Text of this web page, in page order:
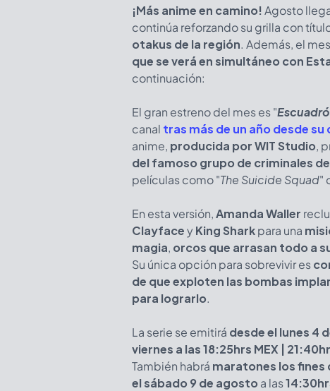
¡Más anime en camino!Agosto
continúa reforzando su grilla con
otakus de la región. Además, el
que se verá en simultáneo con
continuación:
El gran estreno del mes es "
canal tras más de un año desde su
anime, producida por WIT Studio,
del famoso grupo de criminales
películas como "The Suicide Squad"
En esta versión,Amanda Waller
ClayfaceyKing Sharkpara una
magia, orcos que arrasan todo a
Su única opción para sobrevivir es
de que exploten las bombas
para lograrlo.
La serie se emitirá desde el lunes 4
viernes a las 18:25hrs MEX |
También habrá maratones los fines
el sábado 9 de agosto a las